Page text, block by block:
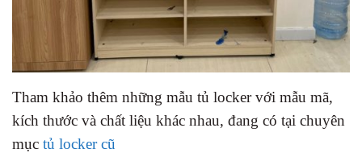
Tham khảo thêm những mẫu tủ locker với mẫu mã,
kích thước và chất liệu khác nhau, đang có tại chuyên
mục tủ locker cũ